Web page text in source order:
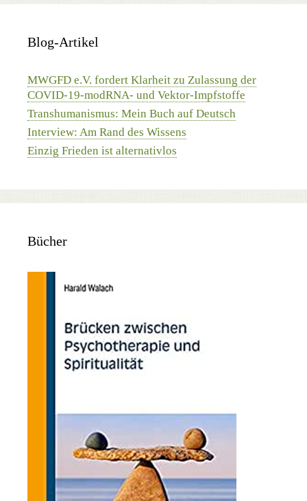
Blog-Artikel
MWGFD e.V. fordert Klarheit zu Zulassung der
COVID-19-modRNA- und Vektor-Impfstoffe
Transhumanismus: Mein Buch auf Deutsch
Interview: Am Rand des Wissens
Einzig Frieden ist alternativlos
Bücher